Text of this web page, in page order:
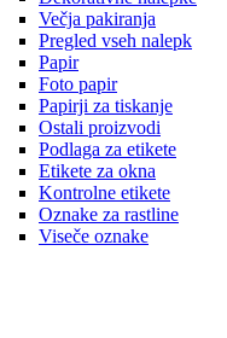
Večja pakiranja
Pregled vseh nalepk
Papir
Foto papir
Papirji za tiskanje
Ostali proizvodi
Podlaga za etikete
Etikete za okna
Kontrolne etikete
Oznake za rastline
Viseče oznake